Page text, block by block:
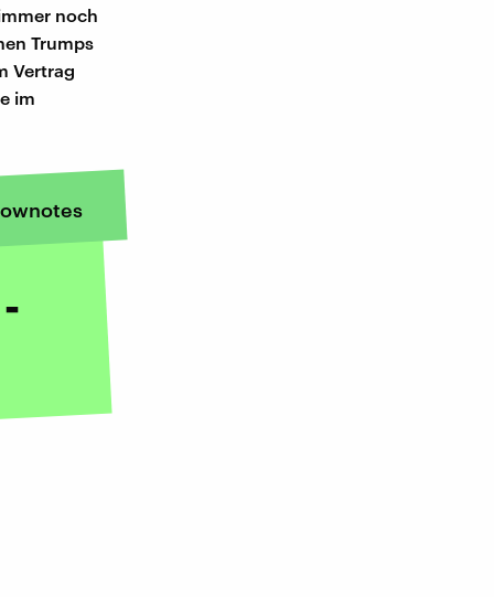
noch
Trumps
Vertrag
im